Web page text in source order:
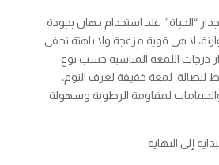
“الحياة”. عند استخدام دهان بجودة
لا هي قوية مزعجة ولا باهتة تخفي
درجات اللمعة المناسبة حسب نوع
للصالة، لمعة خفيفة لغرف النوم،
لمقاومة الرطوبة وسهولة
إلى النهاية